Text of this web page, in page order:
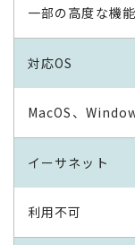
一部の高度な機
対応OS
MacOS、
イーサネット
利用不可